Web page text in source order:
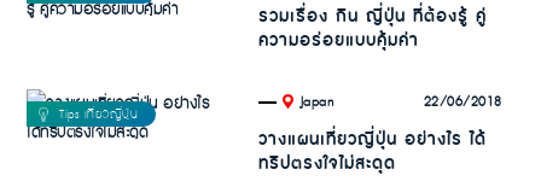
รวมเรื่อง กิน ญี่ปุ่น ที่ต้องรู้ คู่
ความอร่อยแบบคุ้มค่า
. Japan 22/06/2018
วางแผนเที่ยวญี่ปุ่น อย่างไร ได้
ทริปตรงใจไม่สะดุด